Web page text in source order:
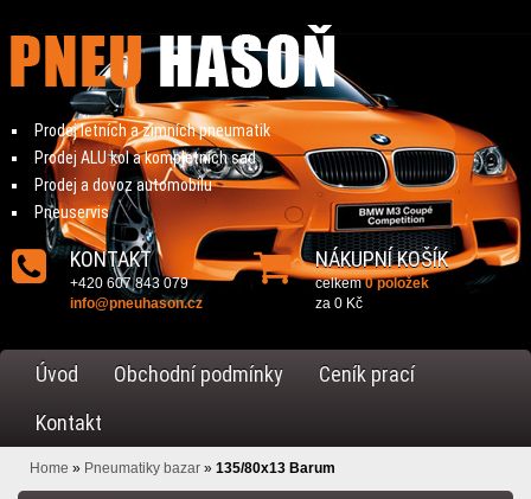
Prodej letních a zimních pneumatik
Prodej ALU kol a kompletních sad
Prodej a dovoz automobilu
Pneuservis
KONTAKT
+420 607 843 079
info@pneuhason.cz
NÁKUPNÍ KOŠÍK
celkem0 položek
za 0 Kč
Úvod Obchodní podmínky
Ceník prací
Kontakt
Home » Pneumatiky bazar » 135/80x13 Barum